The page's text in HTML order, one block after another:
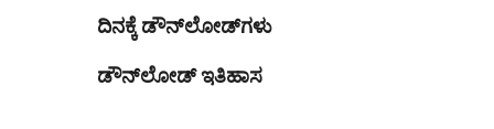
ದಿನಕ್ಕೆ ಡೌನ್‌ಲೋಡ್‌ಗಳು
ಡೌನ್‌ಲೋಡ್ ಇತಿಹಾಸ